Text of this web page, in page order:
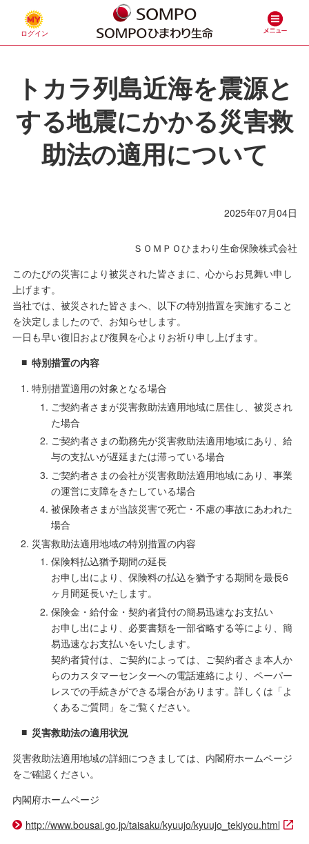
トカラ列島近海を震源と
する地震にかかる災害救
助法の適用について
2025年07月04日
ＳＯＭＰＯひまわり生命保険株式会社
このたびの災害により被災された皆さまに、心からお見舞い申し
上げます。
当社では、被災された皆さまへ、以下の特別措置を実施すること
を決定しましたので、お知らせします。
一日も早い復旧および復興を心よりお祈り申し上げます。
特別措置の内容
特別措置適用の対象となる場合
ご契約者さまが災害救助法適用地域に居住し、被災され
た場合
ご契約者さまの勤務先が災害救助法適用地域にあり、給
与の支払いが遅延または滞っている場合
ご契約者さまの会社が災害救助法適用地域にあり、事業
の運営に支障をきたしている場合
被保険者さまが当該災害で死亡・不慮の事故にあわれた
場合
災害救助法適用地域の特別措置の内容
保険料払込猶予期間の延長
お申し出により、保険料の払込を猶予する期間を最長6
ヶ月間延長いたします。
保険金・給付金・契約者貸付の簡易迅速なお支払い
お申し出により、必要書類を一部省略する等により、簡
易迅速なお支払いをいたします。
契約者貸付は、ご契約によっては、ご契約者さま本人か
らのカスタマーセンターへの電話連絡により、ペーパー
レスでの手続きができる場合があります。詳しくは 「よ
くあるご質問」 をご覧ください。
災害救助法の適用状況
災害救助法適用地域の詳細につきましては、内閣府ホームページ
をご確認ください。
内閣府ホームページ
http://www.bousai.go.jp/taisaku/kyuujo/kyuujo_tekiyou.html